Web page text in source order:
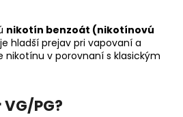
nikotín benzoát (nikotínovú
hladší prejav pri vapovaní a
nikotínu v porovnaní s klasickým
PG?